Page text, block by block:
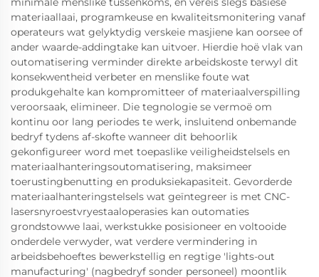
materiaallaai, programkeuse en kwaliteitsmonitering vanaf
operateurs wat gelyktydig verskeie masjiene kan oorsee of
ander waarde-addingtake kan uitvoer. Hierdie hoë vlak van
outomatisering verminder direkte arbeidskoste terwyl dit
konsekwentheid verbeter en menslike foute wat
produkgehalte kan kompromitteer of materiaalverspilling
veroorsaak, elimineer. Die tegnologie se vermoë om
kontinu oor lang periodes te werk, insluitend onbemande
bedryf tydens af-skofte wanneer dit behoorlik
gekonfigureer word met toepaslike veiligheidstelsels en
materiaalhanteringsoutomatisering, maksimeer
toerustingbenutting en produksiekapasiteit. Gevorderde
materiaalhanteringstelsels wat geïntegreer is met CNC-
lasersnyroestvryestaaloperasies kan outomaties
grondstowwe laai, werkstukke posisioneer en voltooide
onderdele verwyder, wat verdere vermindering in
arbeidsbehoeftes bewerkstellig en regtige 'lights-out
manufacturing' (nagbedryf sonder personeel) moontlik